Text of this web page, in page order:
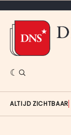
ALTIJD ZICHTBAAR